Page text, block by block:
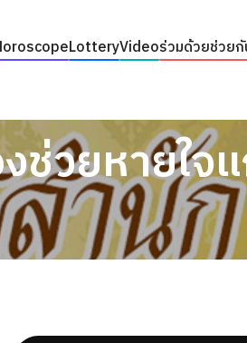
LotteryVideoร่วมด้วยช่วย
ช่วยหายใจ